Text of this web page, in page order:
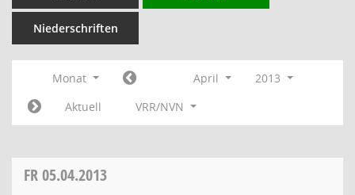
Niederschriften
Monat April
2013
Aktuell
VRR/NVN
FR05.04.2013